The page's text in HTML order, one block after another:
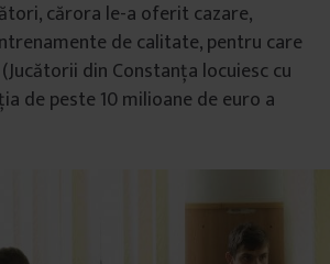
cărora le-a oferit cazare,
de calitate, pentru care
din Constanța locuiesc cu
de peste 10 milioane de euro a